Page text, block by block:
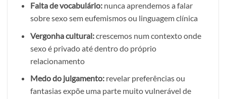
Falta de vocabulário:nunca aprendemos a falar
sobre sexo sem eufemismos ou linguagem clínica
Vergonha cultural:crescemos num contexto onde
sexo é privado até dentro do próprio
relacionamento
Medo do julgamento:revelar preferências ou
fantasias expõe uma parte muito vulnerável de